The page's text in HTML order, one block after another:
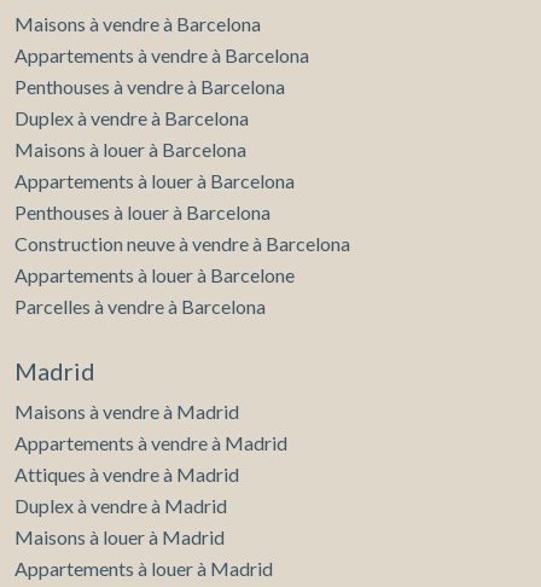
Maisons à vendre à Barcelona
Appartements à vendre à Barcelona
Penthouses à vendre à Barcelona
Duplex à vendre à Barcelona
Maisons à louer à Barcelona
Appartements à louer à Barcelona
Penthouses à louer à Barcelona
Construction neuve à vendre à Barcelona
Appartements à louer à Barcelone
Parcelles à vendre à Barcelona
Madrid
Maisons à vendre à Madrid
Appartements à vendre à Madrid
Attiques à vendre à Madrid
Duplex à vendre à Madrid
Maisons à louer à Madrid
Appartements à louer à Madrid